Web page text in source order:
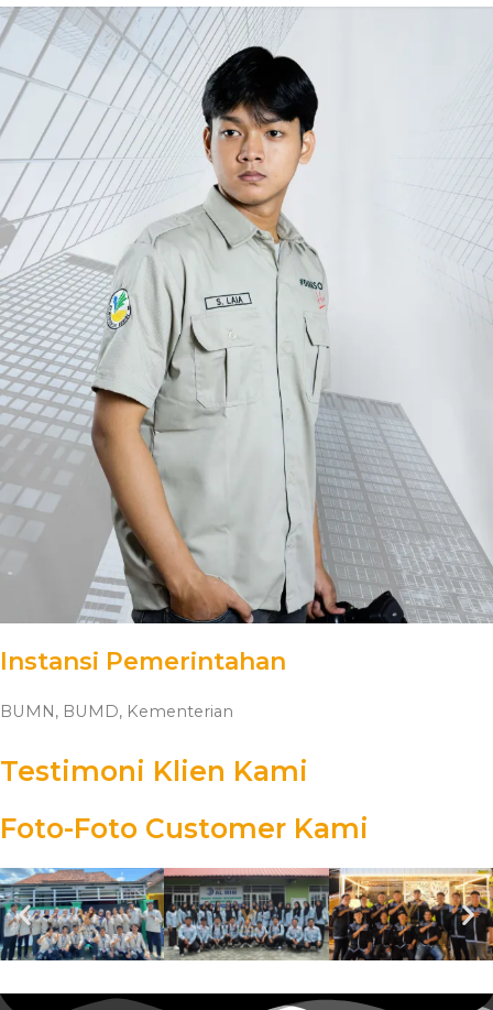
Instansi Pemerintahan
BUMN, BUMD, Kementerian
Testimoni Klien Kami
Foto-Foto Customer Kami